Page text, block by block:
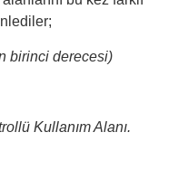
birinci derecesi)
Kullanım Alanı.